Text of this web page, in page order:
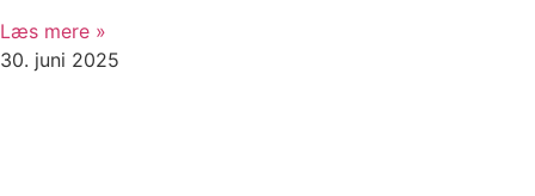
Læs mere »
30. juni 2025